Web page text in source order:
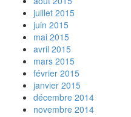
juillet 2015
juin 2015
mai 2015
avril 2015
mars 2015
février 2015
janvier 2015
décembre 2014
novembre 2014